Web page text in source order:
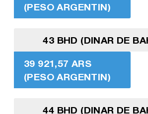
(PESO ARGENTIN)
43 BHD (DINAR DE
39 921,57 ARS
(PESO ARGENTIN)
44 BHD (DINAR DE